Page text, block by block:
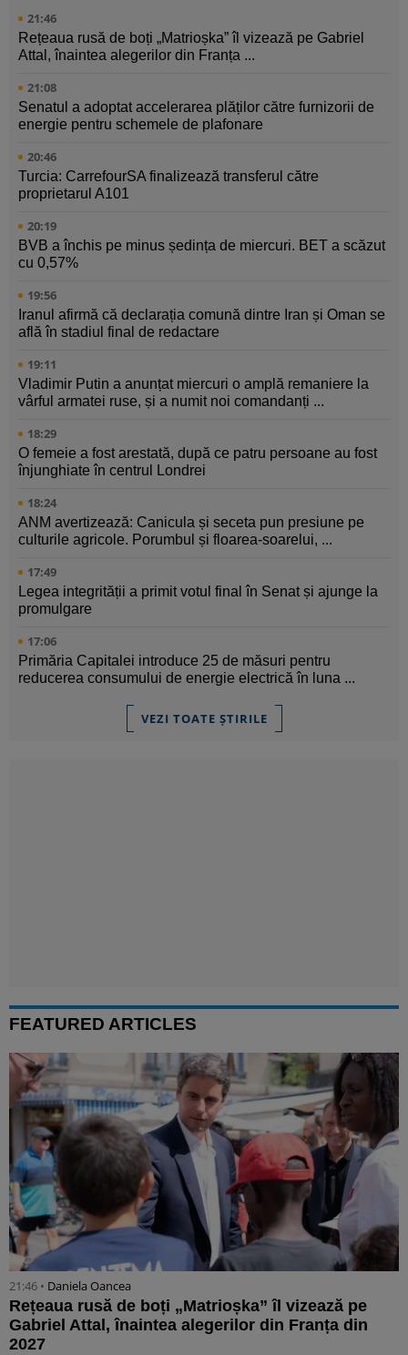
21:46
Rețeaua rusă de boți „Matrioșka” îl vizează pe Gabriel
Attal, înaintea alegerilor din Franța ...
21:08
Senatul a adoptat accelerarea plăților către furnizorii de
energie pentru schemele de plafonare
20:46
Turcia: CarrefourSA finalizează transferul către
proprietarul A101
20:19
BVB a închis pe minus ședința de miercuri. BET a scăzut
cu 0,57%
19:56
Iranul afirmă că declarația comună dintre Iran și Oman se
află în stadiul final de redactare
19:11
Vladimir Putin a anunțat miercuri o amplă remaniere la
vârful armatei ruse, și a numit noi comandanți ...
18:29
O femeie a fost arestată, după ce patru persoane au fost
înjunghiate în centrul Londrei
18:24
ANM avertizează: Canicula și seceta pun presiune pe
culturile agricole. Porumbul și floarea-soarelui, ...
17:49
Legea integrității a primit votul final în Senat și ajunge la
promulgare
17:06
Primăria Capitalei introduce 25 de măsuri pentru
reducerea consumului de energie electrică în luna ...
VEZI TOATE ȘTIRILE
FEATURED ARTICLES
21:46 • Daniela Oancea
Rețeaua rusă de boți „Matrioșka” îl vizează pe
Gabriel Attal, înaintea alegerilor din Franța din
2027